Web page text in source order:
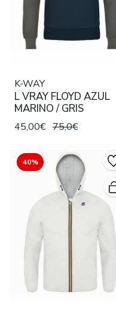
K-WAY
L VRAY FLOYD AZUL
MARINO / GRIS
45,00€ 75,0€
40%